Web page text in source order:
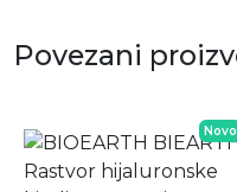
Povezani
Novo